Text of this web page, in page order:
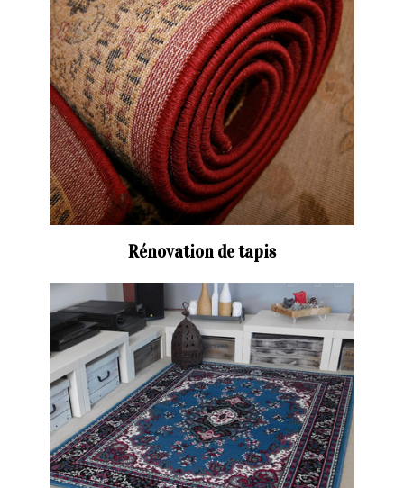
Rénovation de tapis